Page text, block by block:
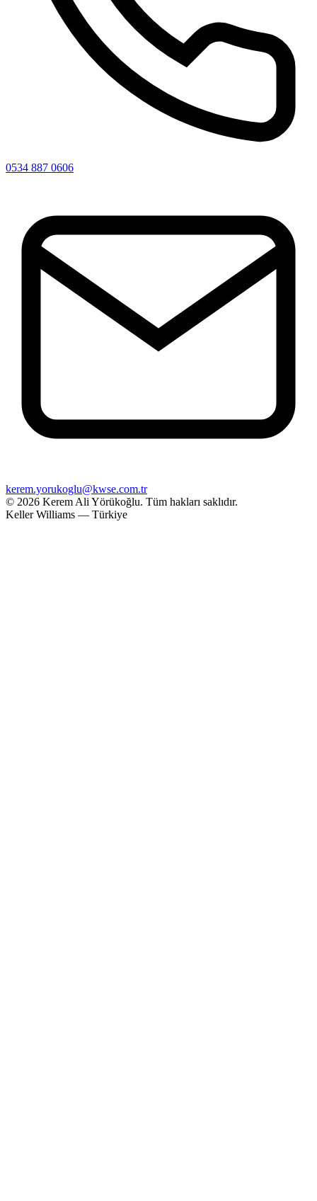
0534 887 0606
kerem.yorukoglu@kwse.com.tr
© 2026 Kerem Ali Yörükoğlu. Tüm hakları saklıdır.
Keller Williams — Türkiye